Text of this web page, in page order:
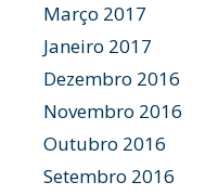
Março 2017
Janeiro 2017
Dezembro 2016
Novembro 2016
Outubro 2016
Setembro 2016